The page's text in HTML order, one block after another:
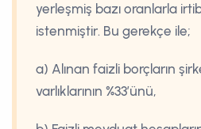
yerleşmiş bazı oranlarla
istenmiştir. Bu gerekçe ile;
a) Alınan faizli borçların
varlıklarının %33’ünü,